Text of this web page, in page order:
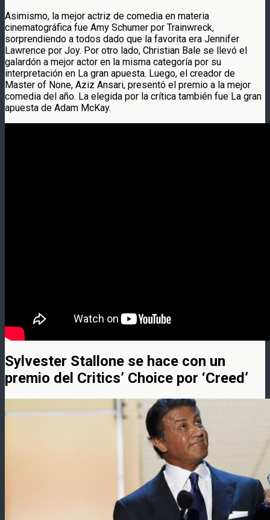
Asimismo, la mejor actriz de comedia en materia
cinematográfica fue Amy Schumer por Trainwreck,
sorprendiendo a todos dado que la favorita era Jennifer
Lawrence por Joy. Por otro lado, Christian Bale se llevó el
galardón a mejor actor en la misma categoría por su
interpretación en La gran apuesta. Luego, el creador de
Master of None, Aziz Ansari, presentó el premio a la mejor
comedia del año. La elegida por la crítica también fue La gran
apuesta de Adam McKay.
Sylvester Stallone se hace con un
premio del Critics’ Choice por ‘Creed’